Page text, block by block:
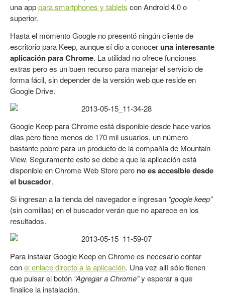
una apppara smartphones y tablets con Android 4.0 o
superior.
Hasta el momento Google no presentó ningún cliente de
escritorio para Keep, aunque sí dio a conoceruna interesante
aplicación para Chrome. La utilidad no ofrece funciones
extras pero es un buen recurso para manejar el servicio de
forma fácil, sin depender de la versión web que reside en
Google Drive.
Google Keep para Chrome está disponible desde hace varios
días pero tiene menos de 170 mil usuarios, un número
bastante pobre para un producto de la compañía de Mountain
View. Seguramente esto se debe a que la aplicación está
disponible en Chrome Web Store pero no es accesible desde
el buscador.
Si ingresan a la tienda del navegador e ingresan “google keep”
(sin comillas) en el buscador verán que no aparece en los
resultados.
Para instalar Google Keep en Chrome es necesario contar
conel enlace directo a la aplicación. Una vez allí sólo tienen
que pulsar el botón “Agregar a Chrome”y esperar a que
finalice la instalación.